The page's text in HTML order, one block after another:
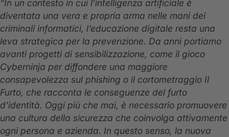
“In un contesto in cui l’intelligenza artificiale è
diventata una vera e propria arma nelle mani dei
criminali informatici, l’educazione digitale resta una
leva strategica per la prevenzione. Da anni portiamo
avanti progetti di sensibilizzazione, come il gioco
Cyberninja per diffondere una maggiore
consapevolezza sul phishing o il cortometraggio Il
Furto, che racconta le conseguenze del furto
d’identità. Oggi più che mai, è necessario promuovere
una cultura della sicurezza che coinvolga attivamente
ogni persona e azienda. In questo senso, la nuova